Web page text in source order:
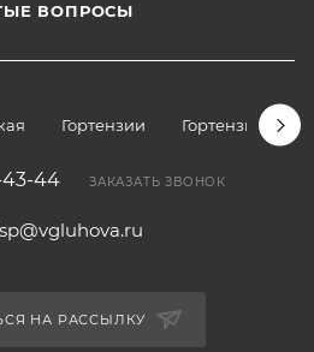
ВОПРОСЫ
Гортензии Гортензии
44 ЗАКАЗАТЬ ЗВОНОК
НА РАССЫЛКУ